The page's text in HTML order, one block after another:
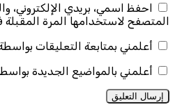
احفظ اسمي، بريدي الإلكتروني،
المتصفح لاستخدامها المرة
أعلمني بمتابعة التعليقات بواسطة
أعلمني بالمواضيع الجديدة